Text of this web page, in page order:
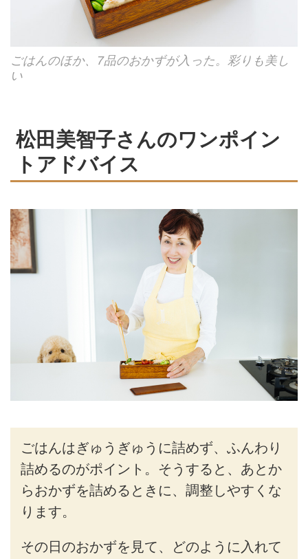
ごはんのほか、7品のおかずが入った。彩りも美し
い
松田美智子さんのワンポイン
トアドバイス
ごはんはぎゅうぎゅうに詰めず、ふんわり
詰めるのがポイント。そうすると、あとか
らおかずを詰めるときに、調整しやすくな
ります。
その日のおかずを見て、どのように入れて